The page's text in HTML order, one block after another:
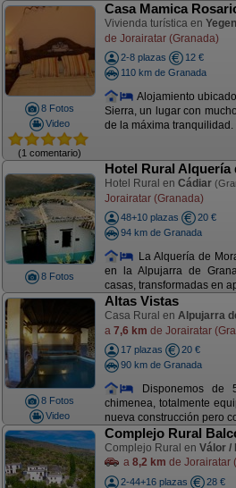
8 Fotos
Video
(1 comentario)
Casa Mamica
Vivienda turística en Yegen
de Jorairatar (Granada)
2-8 plazas
12 €
110 km de Granada
Alojamiento
Sierra, un lugar con
de la máxima tranquilidad.
8 Fotos
Hotel Rural Alquería
Hotel Rural en Cádiar
Jorairatar (Granada)
48+10 plazas
20 €
94 km de Granada
La Alquería de
en la Alpujarra de
casas, transformadas en
8 Fotos
Video
Altas Vistas
Casa Rural en Alpujarra
a 7,6 km de Jorairatar
17 plazas
20 €
90 km de Granada
Disponemos de
chimenea, totalmente
nueva construcción pero
Complejo Rural
Complejo Rural en Válor /
a 8,2 km de Jorairatar
2-44+16 plazas
28 €